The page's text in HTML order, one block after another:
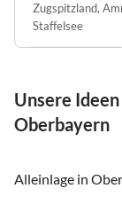
Zugspitzland,
Staffelsee
Unsere
Oberbayern
Alleinlage in